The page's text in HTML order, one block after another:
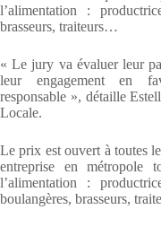
l’alimentation :
brasseurs, traiteurs…
« Le jury va évaluer leur
leur engagement en
responsable », détaille
Locale.
Le prix est ouvert à toutes
entreprise en métropole
l’alimentation :
boulangères, brasseurs,